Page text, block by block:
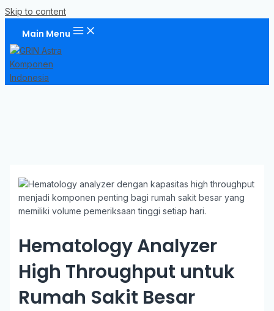
Skip to content
Main Menu
Hematology Analyzer
High Throughput untuk
Rumah Sakit Besar